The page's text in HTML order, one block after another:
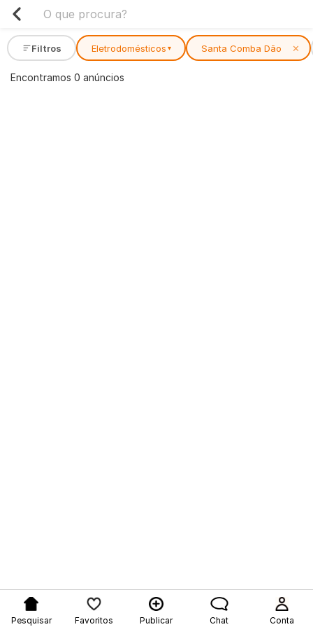
Filtros Eletrodomésticos ▾ Santa Comba Dão ✕
Encontramos 0 anúncios
Pesquisar Favoritos Publicar Chat Conta